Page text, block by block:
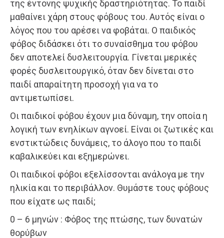
της έντονης ψυχικής δραστηριότητας. Το παιδί
μαθαίνει χάρη στους φόβους του. Αυτός είναι ο
λόγος που του αρέσει να φοβάται. Ο παιδικός
φόβος διδάσκει ότι το συναίσθημα του φόβου
δεν αποτελεί δυσλειτουργία. Γίνεται μερικές
φορές δυσλειτουργικό, όταν δεν δίνεται στο
παιδί απαραίτητη προσοχή για να το
αντιμετωπίσει.
Οι παιδικοί φόβου έχουν μια δύναμη, την οποία η
λογική των ενηλίκων αγνοεί. Είναι οι ζωτικές και
ενστικτώδεις δυνάμεις, το άλογο που το παιδί
καβαλικεύει και εξημερώνει.
Οι παιδικοί φόβοι εξελίσσονται ανάλογα με την
ηλικία και το περιβάλλον. Θυμάστε τους φόβους
που είχατε ως παιδί;
0 – 6 μηνών : Φόβος της πτώσης, των δυνατών
θορύβων